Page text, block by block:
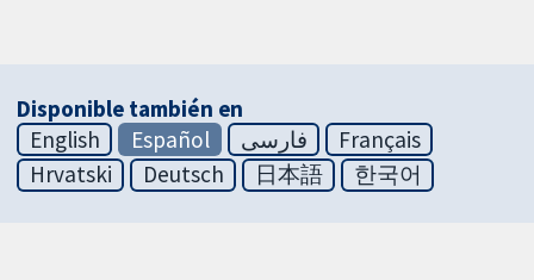
Disponible también en
English
Español فارسی
Français
Hrvatski
Deutsch 日本語 한국어